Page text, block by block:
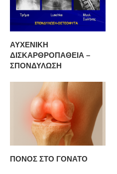
ΑΥΧΕΝΙΚΗ
ΔΙΣΚΑΡΘΡΟΠΑΘΕΙΑ –
ΣΠΟΝΔΥΛΩΣΗ
ΠΟΝΟΣ ΣΤΟ ΓΟΝΑΤΟ